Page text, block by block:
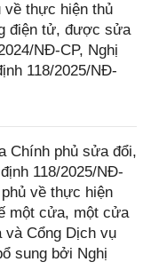
về thực hiện thủ
điện tử, được sửa
NĐ-CP, Nghị
118/2025/NĐ-
Chính phủ sửa đổi,
118/2025/NĐ-
về thực hiện
một cửa, một cửa
và Cổng Dịch vụ
sung bởi Nghị